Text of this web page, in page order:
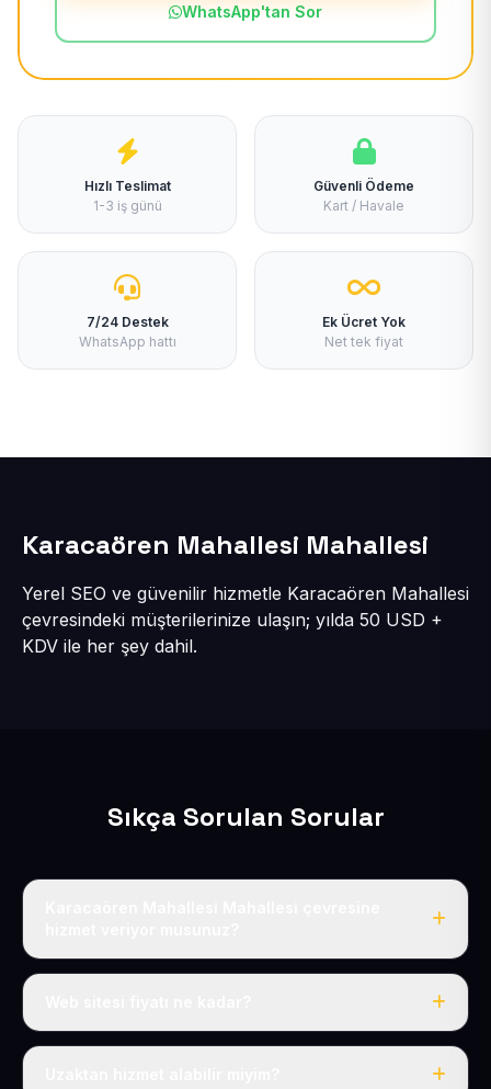
WhatsApp'tan Sor
Hızlı Teslimat
1-3 iş günü
Güvenli Ödeme
Kart / Havale
7/24 Destek
WhatsApp hattı
Ek Ücret Yok
Net tek fiyat
Karacaören Mahallesi Mahallesi
Yerel SEO ve güvenilir hizmetle Karacaören Mahallesi
çevresindeki müşterilerinize ulaşın; yılda 50 USD +
KDV ile her şey dahil.
Sıkça Sorulan Sorular
Evet, Karacaören Mahallesi dahil tüm Bünyan ve
Tek fiyat: yılda 50 USD + KDV, her şey dahil.